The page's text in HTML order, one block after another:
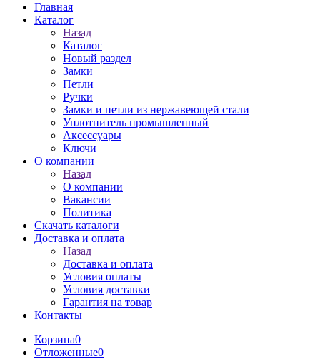
Главная
Каталог
Назад
Каталог
Новый раздел
Замки
Петли
Ручки
Замки и петли из нержавеющей стали
Уплотнитель промышленный
Аксессуары
Ключи
О компании
Назад
О компании
Вакансии
Политика
Скачать каталоги
Доставка и оплата
Назад
Доставка и оплата
Условия оплаты
Условия доставки
Гарантия на товар
Контакты
Корзина0
Отложенные0